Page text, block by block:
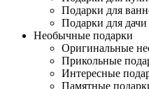
Подарки для
Подарки для дачи
Необычные подарки
Оригинальные
Прикольные
Интересные
Памятные